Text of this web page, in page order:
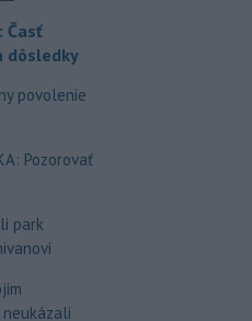
Časť
dôsledky
povolenie
Pozorovať
park